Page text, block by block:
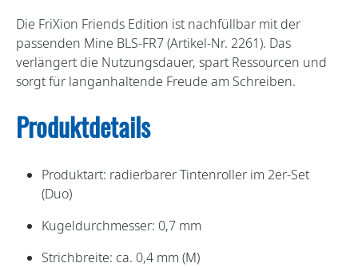
Die FriXion Friends Edition ist nachfüllbar mit der
passenden Mine BLS-FR7 (Artikel-Nr. 2261). Das
verlängert die Nutzungsdauer, spart Ressourcen und
sorgt für langanhaltende Freude am Schreiben.
Produktdetails
Produktart: radierbarer Tintenroller im 2er-Set
(Duo)
Kugeldurchmesser: 0,7 mm
Strichbreite: ca. 0,4 mm (M)